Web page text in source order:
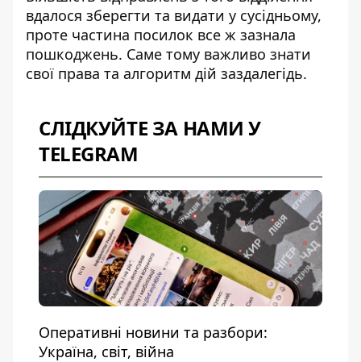
вдалося зберегти та видати у сусідньому,
проте частина посилок все ж зазнала
пошкоджень. Саме тому важливо знати
свої права та алгоритм дій заздалегідь.
СЛІДКУЙТЕ ЗА НАМИ У
TELEGRAM
Оперативні новини та разбори:
Україна, світ, війна